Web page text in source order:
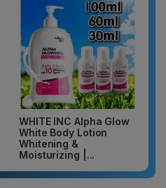
WHITE INC Alpha Glow
White Body Lotion
Whitening &
Moisturizing |...